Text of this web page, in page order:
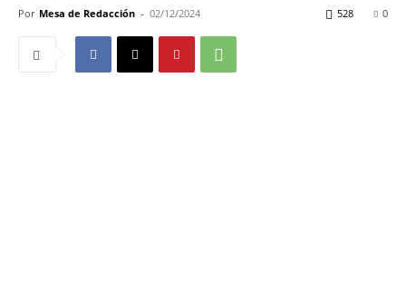
Por Mesa de Redacción - 02/12/2024 0
528